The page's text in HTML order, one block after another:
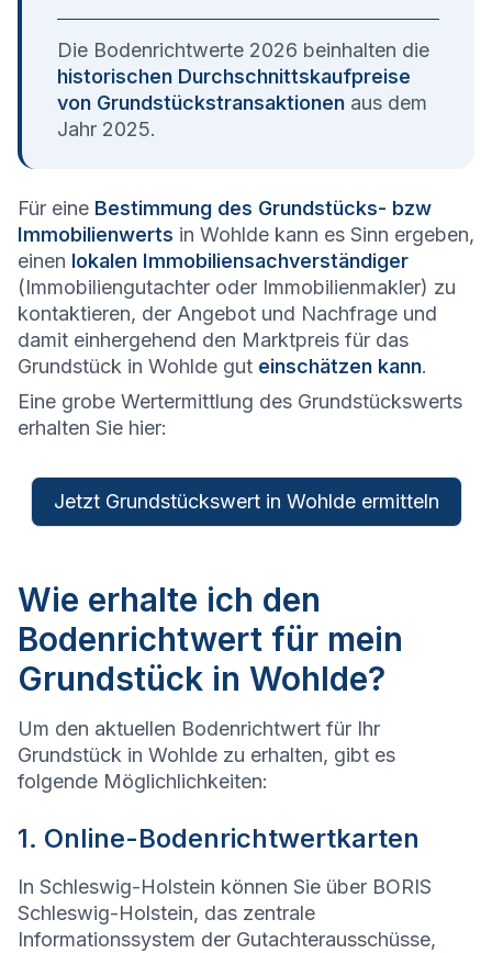
Die Bodenrichtwerte 2026 beinhalten die
historischen Durchschnittskaufpreise
von Grundstückstransaktionen aus dem
Jahr 2025.
Für eine Bestimmung des Grundstücks- bzw
Immobilienwerts in Wohlde kann es Sinn ergeben,
einen lokalen Immobiliensachverständiger
(Immobiliengutachter oder Immobilienmakler) zu
kontaktieren, der Angebot und Nachfrage und
damit einhergehend den Marktpreis für das
Grundstück in Wohlde gut einschätzen kann.
Eine grobe Wertermittlung des Grundstückswerts
erhalten Sie hier:
Jetzt Grundstückswert in Wohlde ermitteln
Wie erhalte ich den
Bodenrichtwert für mein
Grundstück in Wohlde?
Um den aktuellen Bodenrichtwert für Ihr
Grundstück in Wohlde zu erhalten, gibt es
folgende Möglichlichkeiten:
1. Online-Bodenrichtwertkarten
In Schleswig-Holstein können Sie über BORIS
Schleswig-Holstein, das zentrale
Informationssystem der Gutachterausschüsse,